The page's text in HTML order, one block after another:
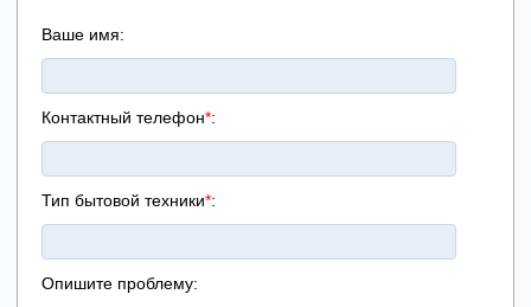
Ваше имя:
Контактный телефон*:
Тип бытовой техники*:
Опишите проблему: